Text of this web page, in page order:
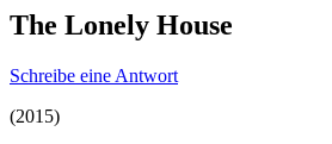
The Lonely House
Schreibe eine Antwort
(2015)